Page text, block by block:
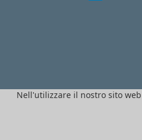
Nell'utilizzare il nostro sito